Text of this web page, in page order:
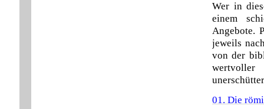
Wer in
einem
Angebote.
jeweils
von der
01. Die